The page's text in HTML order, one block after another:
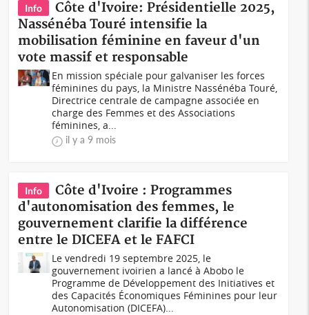
Info
Côte d'Ivoire: Présidentielle 2025,
Nassénéba Touré intensifie la
mobilisation féminine en faveur d'un
vote massif et responsable
En mission spéciale pour galvaniser les forces
féminines du pays, la Ministre Nassénéba Touré,
Directrice centrale de campagne associée en
charge des Femmes et des Associations
féminines, a...
il y a 9 mois
Info
Côte d'Ivoire : Programmes
d'autonomisation des femmes, le
gouvernement clarifie la différence
entre le DICEFA et le FAFCI
Le vendredi 19 septembre 2025, le
gouvernement ivoirien a lancé à Abobo le
Programme de Développement des Initiatives et
des Capacités Économiques Féminines pour leur
Autonomisation (DICEFA)...